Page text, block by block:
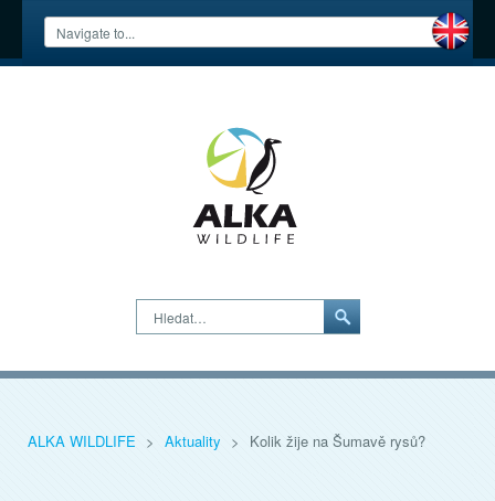
Hledat…
ALKA WILDLIFE > Aktuality > Kolik žije na Šumavě rysů?